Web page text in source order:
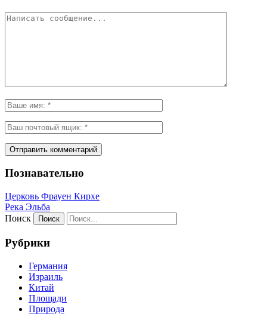
Познавательно
Церковь Фрауен Кирхе
Река Эльба
Поиск
Рубрики
Германия
Израиль
Китай
Площади
Природа